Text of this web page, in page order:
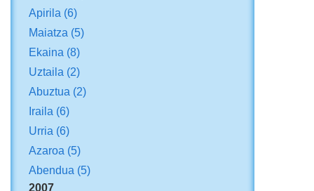
Apirila (6)
Maiatza (5)
Ekaina (8)
Uztaila (2)
Abuztua (2)
Iraila (6)
Urria (6)
Azaroa (5)
Abendua (5)
2007